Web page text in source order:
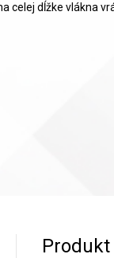
celej dĺžke vlákna